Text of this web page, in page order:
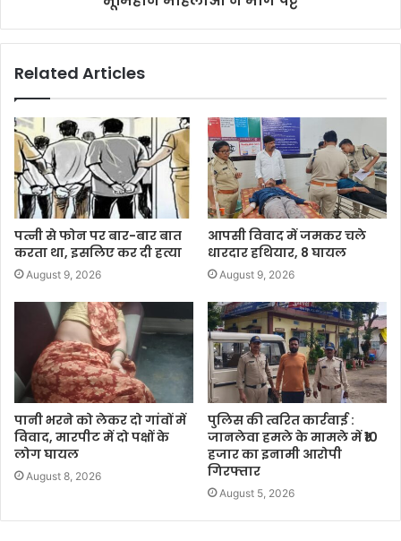
Related Articles
पत्नी से फोन पर बार-बार बात
करता था, इसलिए कर दी हत्या
August 9, 2026
आपसी विवाद में जमकर चले
धारदार हथियार, 8 घायल
August 9, 2026
पानी भरने को लेकर दो गांवों में
विवाद, मारपीट में दो पक्षों के
लोग घायल
August 8, 2026
पुलिस की त्वरित कार्रवाई :
जानलेवा हमले के मामले में ₹10
हजार का इनामी आरोपी
गिरफ्तार
August 5, 2026